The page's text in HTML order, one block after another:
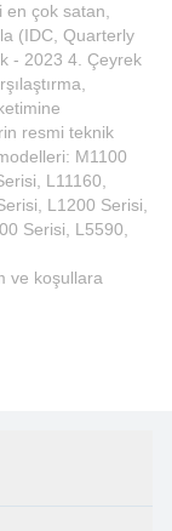
çok satan,
(IDC, Quarterly
- 2023 4. Çeyrek
resmi teknik
M1100
L11160,
L1200 Serisi,
Serisi, L5590,
ve koşullara